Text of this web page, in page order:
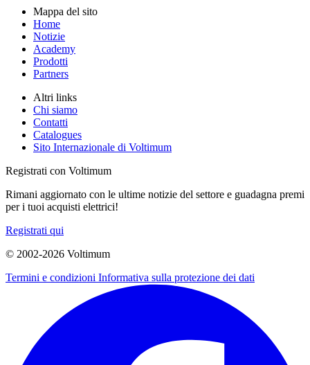
Mappa del sito
Home
Notizie
Academy
Prodotti
Partners
Altri links
Chi siamo
Contatti
Catalogues
Sito Internazionale di Voltimum
Registrati con Voltimum
Rimani aggiornato con le ultime notizie del settore e guadagna premi
per i tuoi acquisti elettrici!
Registrati qui
© 2002-2026 Voltimum
Termini e condizioni Informativa sulla protezione dei dati